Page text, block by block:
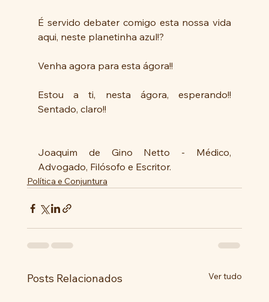
É servido debater comigo esta nossa vida
aqui, neste planetinha azul!?
Venha agora para esta ágora!!
Estou a ti, nesta ágora, esperando!!
Sentado, claro!!
Joaquim de Gino Netto - Médico,
Advogado, Filósofo e Escritor.
Política e Conjuntura
Posts Relacionados Ver tudo